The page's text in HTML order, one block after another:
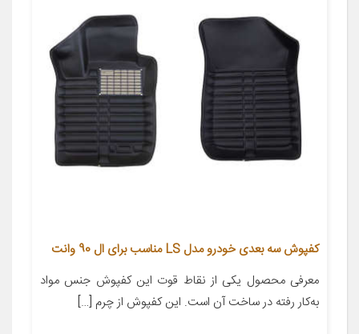
کفپوش سه بعدی خودرو مدل LS مناسب برای ال 90 وانت
معرفی محصول یکی از نقاط قوت این کفپوش جنس مواد
به‌کار رفته در ساخت آن است. این کفپوش از چرم […]